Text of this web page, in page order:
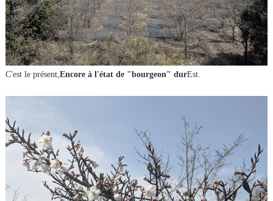
C'est le présent, Encore à l'état de "bourgeon" durEst.